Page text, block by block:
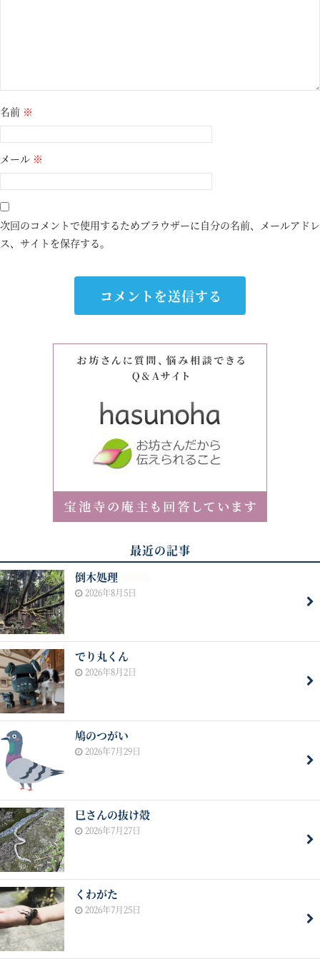
名前 ※
メール ※
次回のコメントで使用するためブラウザーに自分の名前、メールアドレ
ス、サイトを保存する。
最近の記事
倒木処理
2026年8月5日
でり丸くん
2026年8月2日
鳩のつがい
2026年7月29日
巳さんの抜け殻
2026年7月27日
くわがた
2026年7月25日